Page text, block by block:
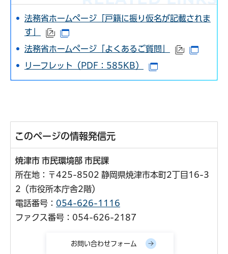
法務省ホームページ「戸籍に振り仮名が記載されま
す」
（外部サイトへリンク）
法務省ホームページ「よくあるご質問」
（外部サ
リーフレット（PDF：585KB）
このページの情報発信元
焼津市 市民環境部 市民課
所在地：〒425-8502 静岡県焼津市本町2丁目16-3
2（市役所本庁舎2階）
電話番号： 054-626-1116
ファクス番号：054-626-2187